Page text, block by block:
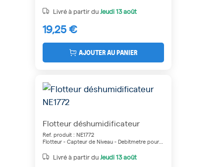
Livré à partir duJeudi13 août
19,25 €
AJOUTER AU PANIER
Flotteur déshumidificateur
Ref. produit : NE1772
Flotteur - Capteur de Niveau - Debitmetre pour
Livré à partir duJeudi13 août